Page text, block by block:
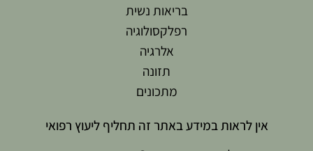
בריאות נשית
רפלקסולוגיה
אלרגיה
תזונה
מתכונים
אין לראות במידע באתר זה תחליף ליעוץ רפואי